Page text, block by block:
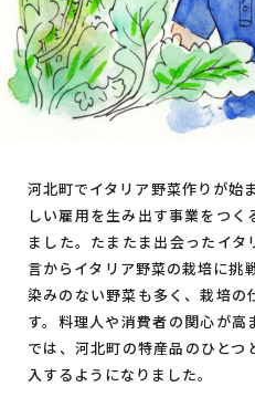
河北町でイタリア野菜作りが始
しい雇用を生み出す事業をつ
ました。たまたま出会ったイ
言からイタリア野菜の栽培に挑
染みのない野菜も多く、栽培の
す。料理人や消費者の関心が
では、河北町の特産品のひと
入するようになりました。